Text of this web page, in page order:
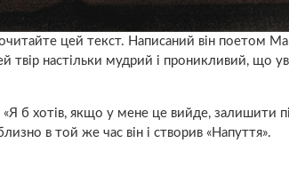
цей текст. Написаний він поетом
твір настільки мудрий і проникливий, що
б хотів, якщо у мене це вийде, залишити
в той же час він і створив «Напуття».